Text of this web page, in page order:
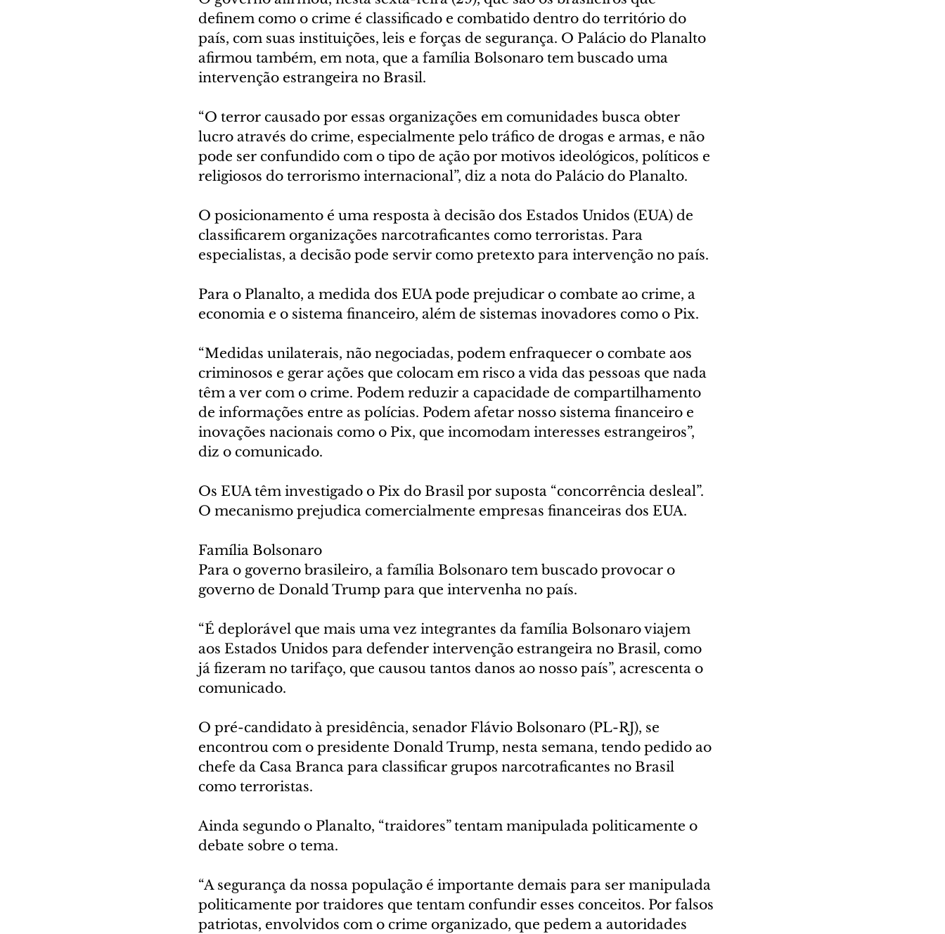
definem como o crime é classificado e combatido dentro do território do
país, com suas instituições, leis e forças de segurança. O Palácio do Planalto
afirmou também, em nota, que a família Bolsonaro tem buscado uma
intervenção estrangeira no Brasil.
“O terror causado por essas organizações em comunidades busca obter
lucro através do crime, especialmente pelo tráfico de drogas e armas, e não
pode ser confundido com o tipo de ação por motivos ideológicos, políticos e
religiosos do terrorismo internacional”, diz a nota do Palácio do Planalto.
O posicionamento é uma resposta à decisão dos Estados Unidos (EUA) de
classificarem organizações narcotraficantes como terroristas. Para
especialistas, a decisão pode servir como pretexto para intervenção no país.
Para o Planalto, a medida dos EUA pode prejudicar o combate ao crime, a
economia e o sistema financeiro, além de sistemas inovadores como o Pix.
“Medidas unilaterais, não negociadas, podem enfraquecer o combate aos
criminosos e gerar ações que colocam em risco a vida das pessoas que nada
têm a ver com o crime. Podem reduzir a capacidade de compartilhamento
de informações entre as polícias. Podem afetar nosso sistema financeiro e
inovações nacionais como o Pix, que incomodam interesses estrangeiros”,
diz o comunicado.
Os EUA têm investigado o Pix do Brasil por suposta “concorrência desleal”.
O mecanismo prejudica comercialmente empresas financeiras dos EUA.
Família Bolsonaro
Para o governo brasileiro, a família Bolsonaro tem buscado provocar o
governo de Donald Trump para que intervenha no país.
“É deplorável que mais uma vez integrantes da família Bolsonaro viajem
aos Estados Unidos para defender intervenção estrangeira no Brasil, como
já fizeram no tarifaço, que causou tantos danos ao nosso país”, acrescenta o
comunicado.
O pré-candidato à presidência, senador Flávio Bolsonaro (PL-RJ), se
encontrou com o presidente Donald Trump, nesta semana, tendo pedido ao
chefe da Casa Branca para classificar grupos narcotraficantes no Brasil
como terroristas.
Ainda segundo o Planalto, “traidores” tentam manipulada politicamente o
debate sobre o tema.
“A segurança da nossa população é importante demais para ser manipulada
politicamente por traidores que tentam confundir esses conceitos. Por falsos
patriotas, envolvidos com o crime organizado, que pedem a autoridades